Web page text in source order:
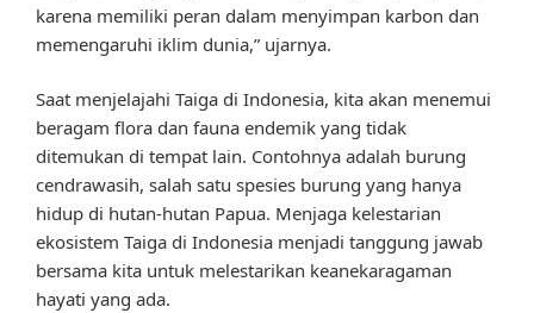
karena memiliki peran dalam menyimpan karbon dan
memengaruhi iklim dunia,” ujarnya.
Saat menjelajahi Taiga di Indonesia, kita akan menemui
beragam flora dan fauna endemik yang tidak
ditemukan di tempat lain. Contohnya adalah burung
cendrawasih, salah satu spesies burung yang hanya
hidup di hutan-hutan Papua. Menjaga kelestarian
ekosistem Taiga di Indonesia menjadi tanggung jawab
bersama kita untuk melestarikan keanekaragaman
hayati yang ada.